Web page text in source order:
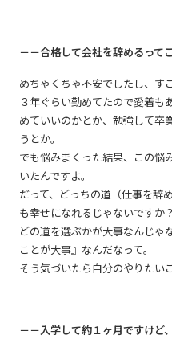
－－合格して会社を辞めるって
めちゃくちゃ不安でしたし、す
３年ぐらい勤めてたので愛着も
めていいのかとか、勉強して卒
うとか。
でも悩みまくった結果、この悩
いたんですよ。
だって、どっちの道（仕事を辞
も幸せになれるじゃないですか？
どの道を選ぶかが大事なんじゃ
ことが大事』なんだなって。
そう気づいたら自分のやりたい
－－入学して約１ヶ月ですけど